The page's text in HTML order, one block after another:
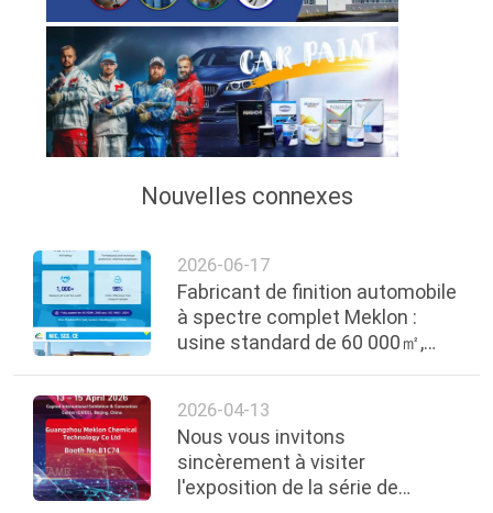
Nouvelles connexes
2026-06-17
Fabricant de finition automobile
à spectre complet Meklon :
usine standard de 60 000㎡,
complet
2026-04-13
Nous vous invitons
sincèrement à visiter
l'exposition de la série de